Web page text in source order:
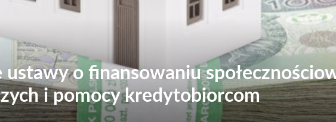
o finansowaniu
i pomocy kredytobiorcom